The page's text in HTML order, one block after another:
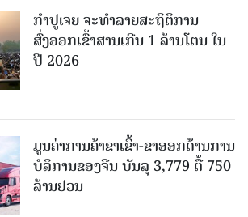
ກຳປູເຈຍ ຈະທຳລາຍສະຖິຕິການ
ສົ່ງອອກເຂົ້າສານເກີນ 1 ລ້ານໂຕນ ໃນ
ປີ 2026
ມູນຄ່າການຄ້າຂາເຂົ້າ-ຂາອອກດ້ານການ
ບໍລິການຂອງຈີນ ບັນລຸ 3,779 ຕື້ 750
ລ້ານຢວນ